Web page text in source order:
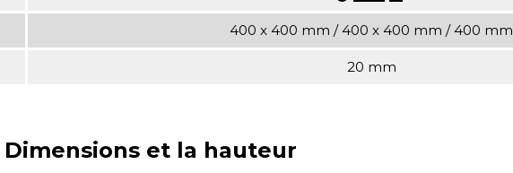
400 x 400 mm / 400 x 400 mm / 400 mm
20 mm
Dimensions et la hauteur